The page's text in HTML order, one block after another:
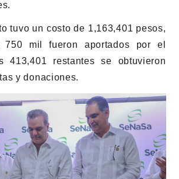
tuvo un costo de 1,163,401 pesos,
mil fueron aportados por el
413,401 restantes se obtuvieron
y donaciones.